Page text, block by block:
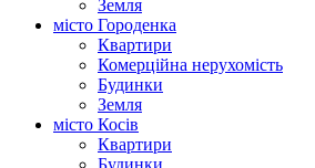
Земля
місто Городенка
Квартири
Комерційна нерухомість
Будинки
Земля
місто Косів
Квартири